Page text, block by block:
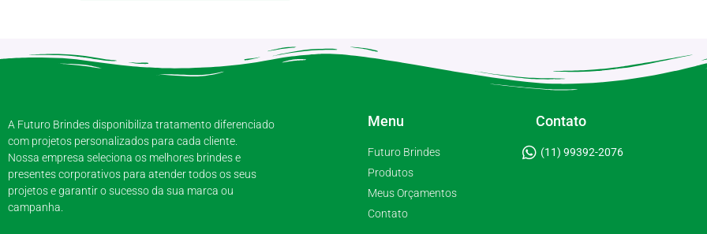
A Futuro Brindes disponibiliza tratamento diferenciado
com projetos personalizados para cada cliente.
Nossa empresa seleciona os melhores brindes e
presentes corporativos para atender todos os seus
projetos e garantir o sucesso da sua marca ou
campanha.
Menu
Futuro Brindes
Produtos
Meus Orçamentos
Contato
Contato
(11) 99392-2076